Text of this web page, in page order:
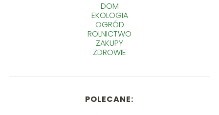
DOM
EKOLOGIA
OGRÓD
ROLNICTWO
ZAKUPY
ZDROWIE
POLECANE: